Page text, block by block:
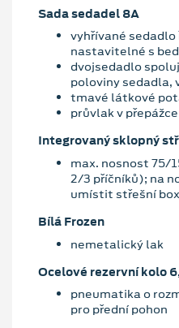
Sada sedadel 8A
vyhřívané
nastavitelné s
dvojsedadlo
poloviny sedadla,
tmavé látkové
průvlak v přepážce
Integrovaný sklopný
max. nosnost 75/
2/3 příčníků); na
umístit střešní box
Bílá Frozen
nemetalický lak
Ocelové rezervní kolo
pneumatika o
pro přední pohon